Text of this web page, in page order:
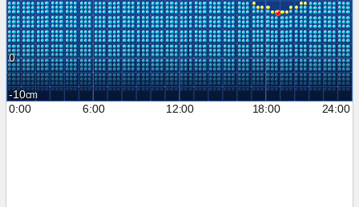
0
-10
0:00
6:00 12:00 18:00 24:00